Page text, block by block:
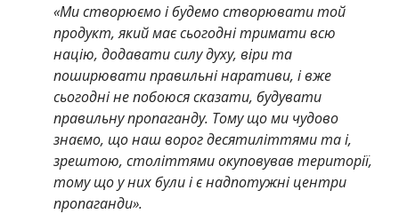
«Ми створюємо і будемо створювати той
продукт, який має сьогодні тримати всю
націю, додавати силу духу, віри та
поширювати правильні наративи, і вже
сьогодні не побоюся сказати, будувати
правильну пропаганду. Тому що ми чудово
знаємо, що наш ворог десятиліттями та і,
зрештою, століттями окуповував території,
тому що у них були і є надпотужні центри
пропаганди».